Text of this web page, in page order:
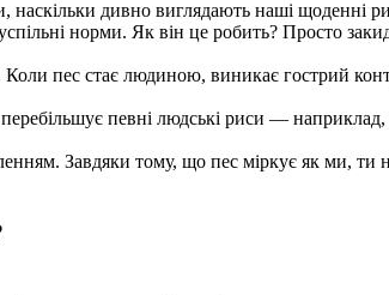
дивно виглядають наші щоденні
норми. Як він це робить? Просто
пес стає людиною, виникає гострий
перебільшує певні людські риси —
Завдяки тому, що пес міркує як ми, ти